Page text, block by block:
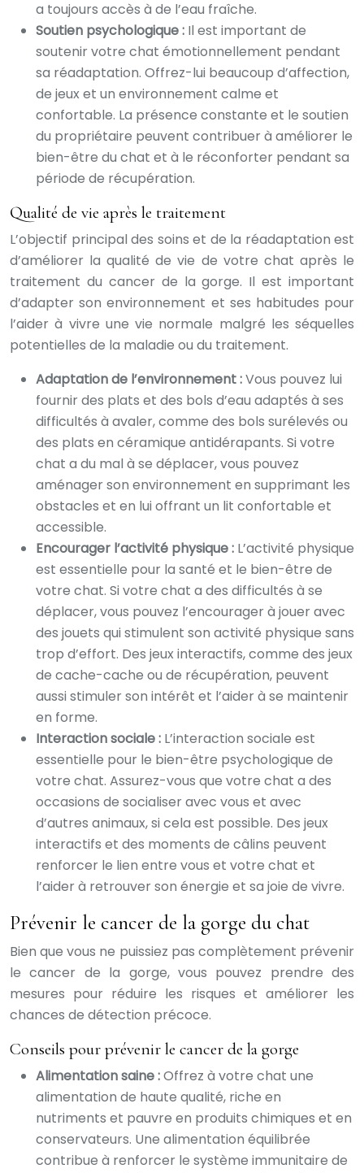
a toujours accès à de l’eau fraîche.
Soutien psychologique : Il est important de
soutenir votre chat émotionnellement pendant
sa réadaptation. Offrez-lui beaucoup d’affection,
de jeux et un environnement calme et
confortable. La présence constante et le soutien
du propriétaire peuvent contribuer à améliorer le
bien-être du chat et à le réconforter pendant sa
période de récupération.
Qualité de vie après le traitement
L’objectif principal des soins et de la réadaptation est
d’améliorer la qualité de vie de votre chat après le
traitement du cancer de la gorge. Il est important
d’adapter son environnement et ses habitudes pour
l’aider à vivre une vie normale malgré les séquelles
potentielles de la maladie ou du traitement.
Adaptation de l’environnement :Vous pouvez lui
fournir des plats et des bols d’eau adaptés à ses
difficultés à avaler, comme des bols surélevés ou
des plats en céramique antidérapants. Si votre
chat a du mal à se déplacer, vous pouvez
aménager son environnement en supprimant les
obstacles et en lui offrant un lit confortable et
accessible.
Encourager l’activité physique : L’activité physique
est essentielle pour la santé et le bien-être de
votre chat. Si votre chat a des difficultés à se
déplacer, vous pouvez l’encourager à jouer avec
des jouets qui stimulent son activité physique sans
trop d’effort. Des jeux interactifs, comme des jeux
de cache-cache ou de récupération, peuvent
aussi stimuler son intérêt et l’aider à se maintenir
en forme.
Interaction sociale : L’interaction sociale est
essentielle pour le bien-être psychologique de
votre chat. Assurez-vous que votre chat a des
occasions de socialiser avec vous et avec
d’autres animaux, si cela est possible. Des jeux
interactifs et des moments de câlins peuvent
renforcer le lien entre vous et votre chat et
l’aider à retrouver son énergie et sa joie de vivre.
Prévenir le cancer de la gorge du chat
Bien que vous ne puissiez pas complètement prévenir
le cancer de la gorge, vous pouvez prendre des
mesures pour réduire les risques et améliorer les
chances de détection précoce.
Conseils pour prévenir le cancer de la gorge
Alimentation saine :Offrez à votre chat une
alimentation de haute qualité, riche en
nutriments et pauvre en produits chimiques et en
conservateurs. Une alimentation équilibrée
contribue à renforcer le système immunitaire de